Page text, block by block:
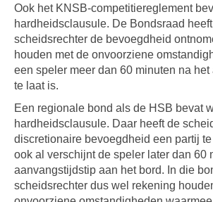
Ook het KNSB-competitiereglement
hardheidsclausule. De Bondsraad
scheidsrechter de bevoegdheid
houden met de onvoorziene
een speler meer dan 60 minuten na
te laat is.
Een regionale bond als de HSB bevat
hardheidsclausule. Daar heeft de
discretionaire bevoegdheid een partij
ook al verschijnt de speler later dan 60
aanvangstijdstip aan het bord. In die
scheidsrechter dus wel rekening